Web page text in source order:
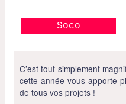
Soco
C’est tout simplement
cette année vous apporte
de tous vos projets !